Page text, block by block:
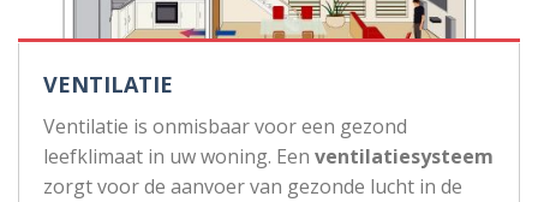
VENTILATIE
Ventilatie is onmisbaar voor een gezond
leefklimaat in uw woning. Een ventilatiesysteem
zorgt voor de aanvoer van gezonde lucht in de